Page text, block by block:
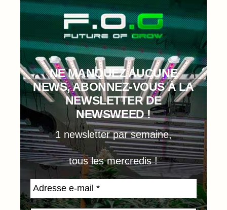
NE MANQUEZ AUCUNE
NEWS, ABONNEZ-VOUS À LA
NEWSLETTER DE
NEWSWEED !
1 newsletter par semaine,
tous les mercredis !